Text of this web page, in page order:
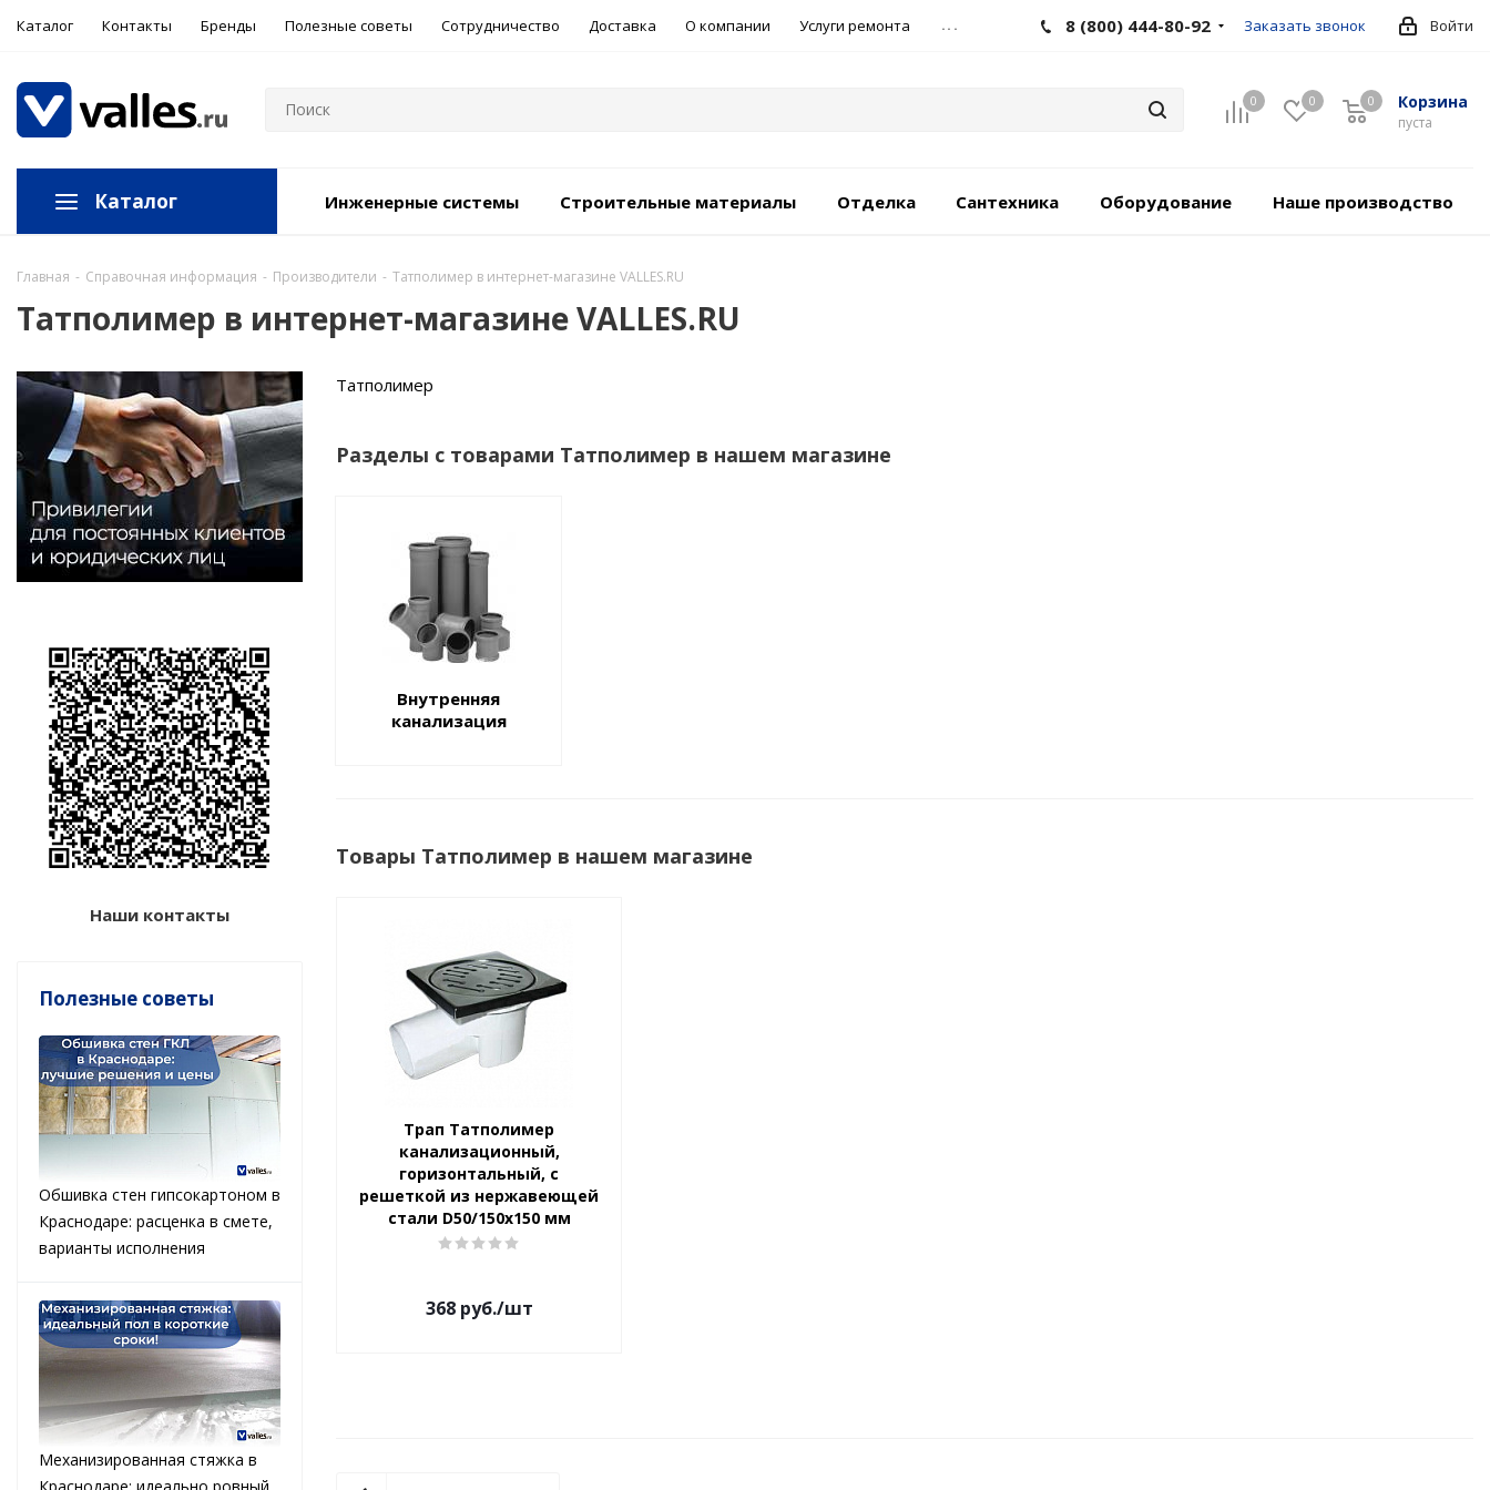
Каталог Контакты Бренды Полезные советы Сотрудничество Доставка О компании Услуги ремонта ... Войти
8 (800) 444-80-92 Заказать звонок
0 0 Корзина
пуста
0
Каталог Инженерные системы Строительные материалы Отделка Сантехника Оборудование Наше производство
Главная - Справочная информация - Производители - Татполимер в интернет-магазине VALLES.RU
Татполимер в интернет-магазине VALLES.RU
Татполимер
Разделы с товарами Татполимер в нашем магазине
Внутренняя
канализация
Товары Татполимер в нашем магазине
Трап Татполимер
канализационный,
горизонтальный, с
решеткой из нержавеющей
стали D50/150х150 мм
368руб./шт
Наши контакты
Полезные советы
Обшивка стен гипсокартоном в
Краснодаре: расценка в смете,
варианты исполнения
Механизированная стяжка в